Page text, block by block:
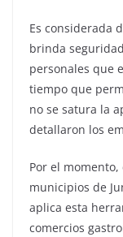
Es considerada
brinda
personales que
tiempo que
no se satura la
detallaron los
Por el
municipios de
aplica esta
comercios